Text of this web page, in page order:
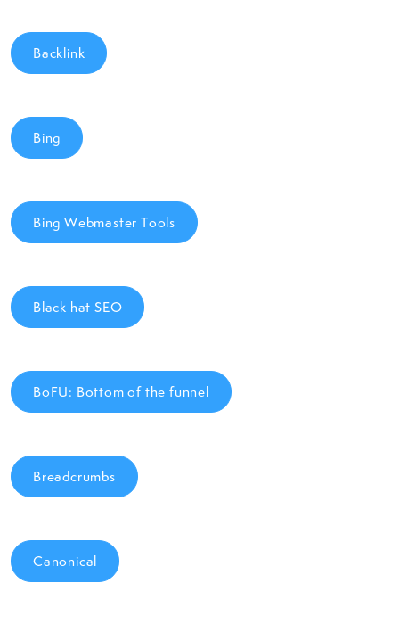
Backlink
Bing
Bing Webmaster Tools
Black hat SEO
BoFU: Bottom of the funnel
Breadcrumbs
Canonical